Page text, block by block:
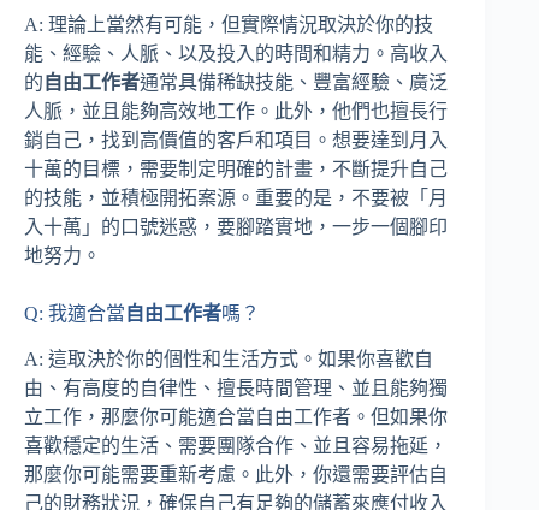
A: 理論上當然有可能，但實際情況取決於你的技
能、經驗、人脈、以及投入的時間和精力。高收入
的 自由工作者通常具備稀缺技能、豐富經驗、廣泛
人脈，並且能夠高效地工作。此外，他們也擅長行
銷自己，找到高價值的客戶和項目。想要達到月入
十萬的目標，需要制定明確的計畫，不斷提升自己
的技能，並積極開拓案源。重要的是，不要被「月
入十萬」的口號迷惑，要腳踏實地，一步一個腳印
地努力。
Q: 我適合當 自由工作者嗎？
A: 這取決於你的個性和生活方式。如果你喜歡自
由、有高度的自律性、擅長時間管理、並且能夠獨
立工作，那麼你可能適合當自由工作者。但如果你
喜歡穩定的生活、需要團隊合作、並且容易拖延，
那麼你可能需要重新考慮。此外，你還需要評估自
己的財務狀況，確保自己有足夠的儲蓄來應付收入